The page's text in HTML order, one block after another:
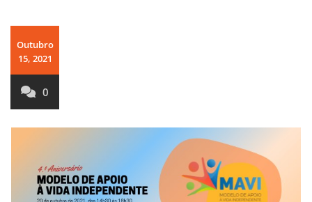
Outubro
15, 2021
0